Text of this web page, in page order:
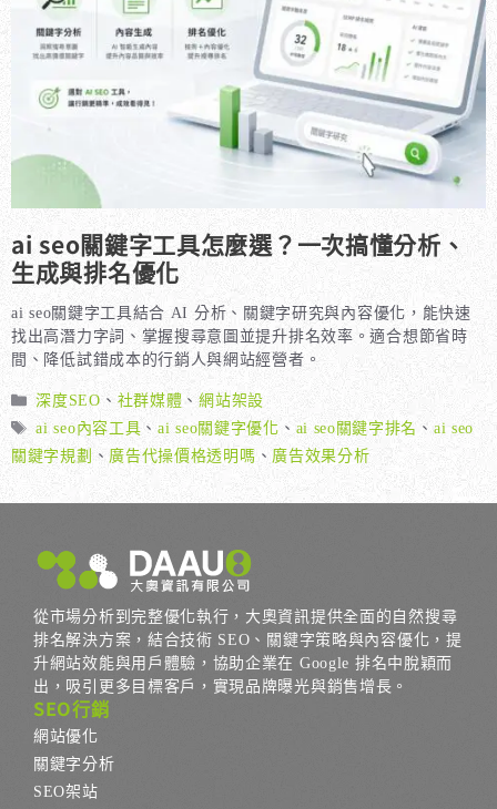
ai seo關鍵字工具怎麼選？一次搞懂分析、
生成與排名優化
ai seo關鍵字工具結合 AI 分析、關鍵字研究與內容優化，能快速
找出高潛力字詞、掌握搜尋意圖並提升排名效率。適合想節省時
間、降低試錯成本的行銷人與網站經營者。
分
類
深度SEO、 社群媒體 、網站架設
標
籤
ai seo內容工具 、ai seo關鍵字優化 、 ai seo關鍵字排名 、 ai seo
關鍵字規劃 、 廣告代操價格透明嗎 、 廣告效果分析
從市場分析到完整優化執行，大奧資訊提供全面的自然搜尋
排名解決方案，結合技術 SEO、關鍵字策略與內容優化，提
升網站效能與用戶體驗，協助企業在 Google 排名中脫穎而
出，吸引更多目標客戶，實現品牌曝光與銷售增長。
SEO行銷
網站優化
關鍵字分析
SEO架站